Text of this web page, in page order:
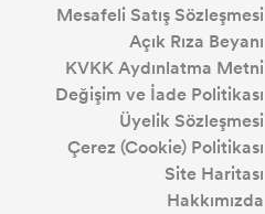
Mesafeli Satış Sözleşmesi
Açık Rıza Beyanı
KVKK Aydınlatma Metni
Değişim ve İade Politikası
Üyelik Sözleşmesi
Çerez (Cookie) Politikası
Site Haritası
Hakkımızda